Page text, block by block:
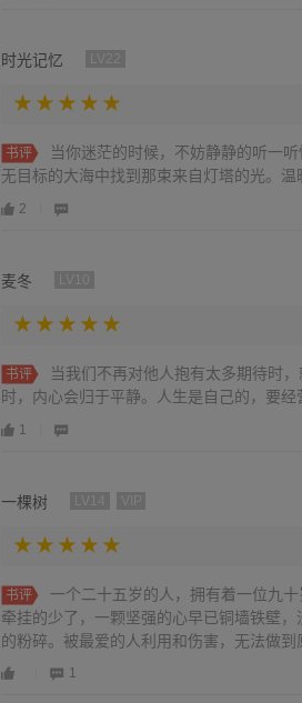
时光记忆
书评
当你迷茫的时候，不妨静静的听一
无目标的大海中找到那束来自灯塔的光。
2
麦冬
书评
当我们不再对他人抱有太多期待时
时，内心会归于平静。人生是自己的，要经
1
一棵树
书评
一个二十五岁的人，拥有着一位九
牵挂的少了，一颗坚强的心早已铜墙铁壁
的粉碎。被最爱的人利用和伤害，无法做
心可以铁石心肠，那样就不会有脆弱的时候
1